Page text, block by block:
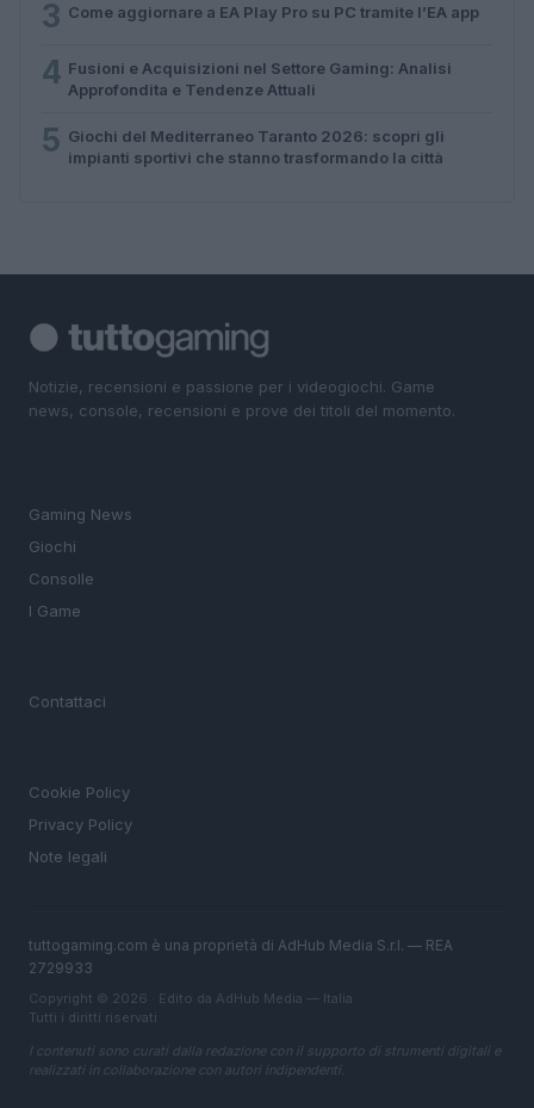
3 Come aggiornare a EA Play Pro su PC tramite l’EA app
4 Fusioni e Acquisizioni nel Settore Gaming: Analisi
Approfondita e Tendenze Attuali
5 Giochi del Mediterraneo Taranto 2026: scopri gli
impianti sportivi che stanno trasformando la città
Notizie, recensioni e passione per i videogiochi. Game
news, console, recensioni e prove dei titoli del momento.
Gaming News
Giochi
Consolle
I Game
Contattaci
Cookie Policy
Privacy Policy
Note legali
tuttogaming.com è una proprietà di AdHub Media S.r.l. — REA
2729933
Copyright © 2026 · Edito da AdHub Media — Italia
Tutti i diritti riservati
I contenuti sono curati dalla redazione con il supporto di strumenti digitali e
realizzati in collaborazione con autori indipendenti.